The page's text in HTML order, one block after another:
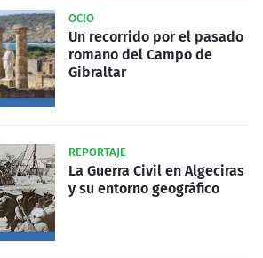
OCIO
Un recorrido por el pasado
romano del Campo de
Gibraltar
REPORTAJE
La Guerra Civil en Algeciras
y su entorno geográfico